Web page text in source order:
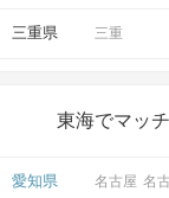
三重県 三重
東海でマッ
愛知県 名古屋 名